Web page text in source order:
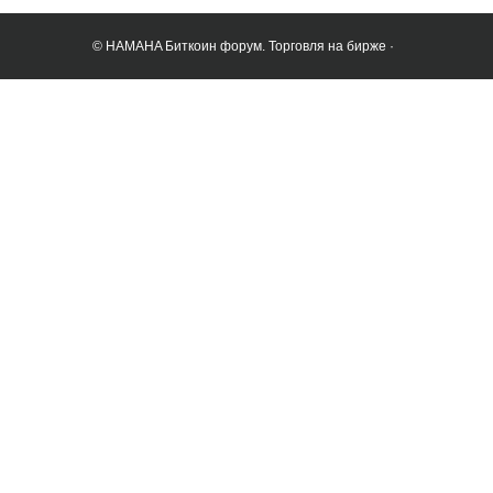
© HAMAHA Биткоин форум. Торговля на бирже ·